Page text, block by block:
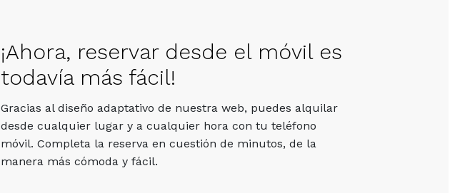
¡Ahora, reservar desde el móvil es
todavía más fácil!
Gracias al diseño adaptativo de nuestra web, puedes alquilar
desde cualquier lugar y a cualquier hora con tu teléfono
móvil. Completa la reserva en cuestión de minutos, de la
manera más cómoda y fácil.